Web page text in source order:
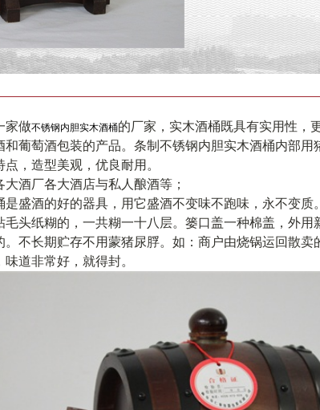
家做不锈钢内胆实木酒桶的厂家，实木酒桶既具有实用性，
葡萄酒包装的产品。条制不锈钢内胆实木酒桶内部用
，造型美观，优良耐用。
酒厂各大酒店与私人酿酒等；
是盛酒的好的器具，用它盛酒不变味不跑味，永不变
头纸糊的，一共糊一十八层。篓口盖一种棉盖，外用
。不长期贮存不用蒙猪尿脬。如：商户由烧锅运回散卖
道非常好，就得封。